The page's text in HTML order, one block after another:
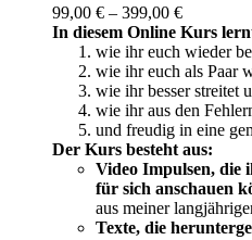
99,00 € – 399,00 €
99,00 €
bis
399,00 €
In diesem Online Kurs
wie ihr euch wieder
wie ihr euch als Paar
wie ihr besser streitet
wie ihr aus den
und freudig in eine
Der Kurs besteht aus:
Video Impulsen, die
für sich anschauen
aus meiner
Texte, die